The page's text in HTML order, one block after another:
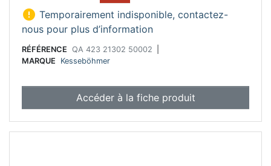
 Temporairement indisponible, contactez-
nous pour plus d’information
RÉFÉRENCE QA 423 21302 50002
MARQUE
Kesseböhmer
Accéder à la fiche produit